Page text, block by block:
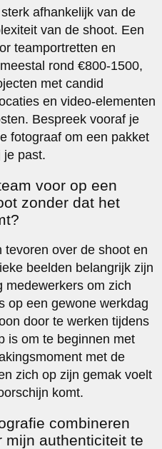
afhankelijk van de
van de shoot. Een
teamportretten en
rond €800-1500,
met candid
en video-elementen
Bespreek vooraf je
fotograaf om een pakket
je past.
voor op een
zonder dat het
tevoren over de shoot en
beelden belangrijk zijn
medewerkers om zich
op een gewone werkdag
door te werken tijdens
is om te beginnen met
met de
zich op zijn gemak voelt
komt.
combineren
mijn authenticiteit te